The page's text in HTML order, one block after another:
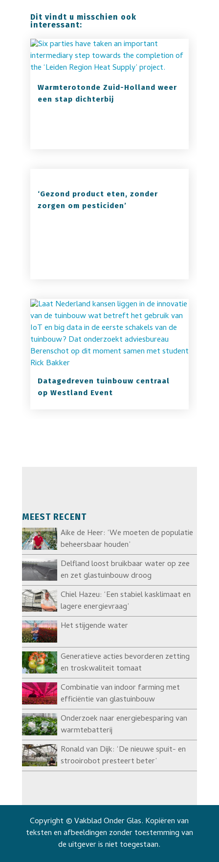
Dit vindt u misschien ook
interessant:
Warmterotonde Zuid-Holland weer
een stap dichterbij
‘Gezond product eten, zonder
zorgen om pesticiden’
Datagedreven tuinbouw centraal
op Westland Event
MEEST RECENT
Aike de Heer: ‘We moeten de populatie
beheersbaar houden’
Delfland loost bruikbaar water op zee
en zet glastuinbouw droog
Chiel Hazeu: ‘Een stabiel kasklimaat en
lagere energievraag’
Het stijgende water
Generatieve acties bevorderen zetting
en troskwaliteit tomaat
Combinatie van indoor farming met
efficiëntie van glastuinbouw
Onderzoek naar energiebesparing van
warmtebatterij
Ronald van Dijk: ‘De nieuwe spuit- en
strooirobot presteert beter’
Copyright © Vakblad Onder Glas. Kopiëren van
teksten en afbeeldingen zonder toestemming van
de uitgever is niet toegestaan.